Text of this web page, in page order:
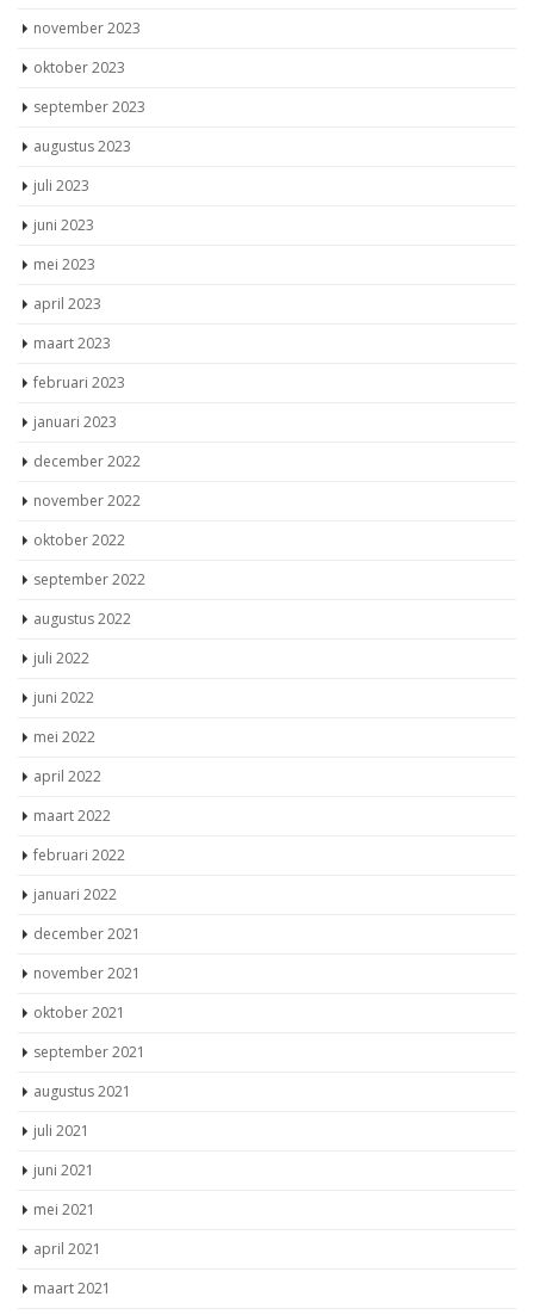
november 2023
oktober 2023
september 2023
augustus 2023
juli 2023
juni 2023
mei 2023
april 2023
maart 2023
februari 2023
januari 2023
december 2022
november 2022
oktober 2022
september 2022
augustus 2022
juli 2022
juni 2022
mei 2022
april 2022
maart 2022
februari 2022
januari 2022
december 2021
november 2021
oktober 2021
september 2021
augustus 2021
juli 2021
juni 2021
mei 2021
april 2021
maart 2021